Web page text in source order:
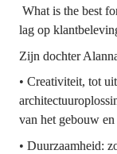
What is the best
lag op
Zijn dochter
• Creativiteit, tot
van het gebouw
• Duurzaamheid: